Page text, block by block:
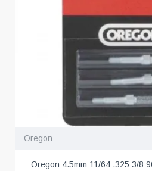
Oregon
Oregon 4.5mm 11/64 .325 3/8